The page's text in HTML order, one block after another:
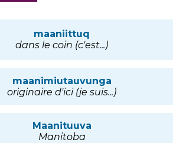
maaniittuq
dans le coin (c'est...)
maanimiutauvunga
originaire d'ici (je suis...)
Maanituuva
Manitoba